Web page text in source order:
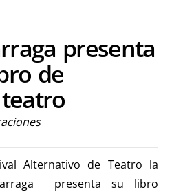
presenta
de
Alternativo de Teatro la
presenta su libro